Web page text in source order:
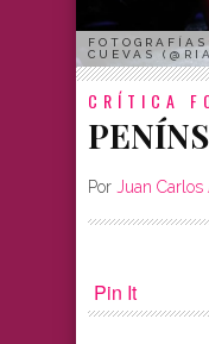
CUEVAS
CRÍTICA
Por Juan Carlos
Pin It